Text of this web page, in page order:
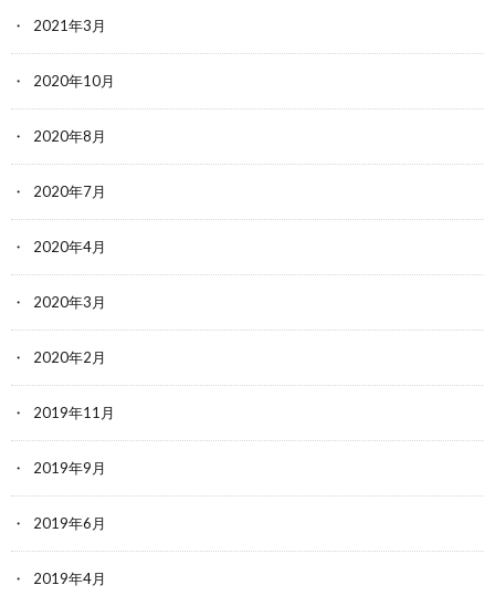
2021年3月
2020年10月
2020年8月
2020年7月
2020年4月
2020年3月
2020年2月
2019年11月
2019年9月
2019年6月
2019年4月